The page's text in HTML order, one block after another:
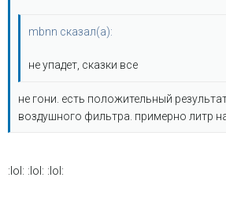
mbnn сказал(а):
не упадет, сказки все
не гони. есть положительный
воздушного фильтра. примерно литр
:lol: :lol: :lol: